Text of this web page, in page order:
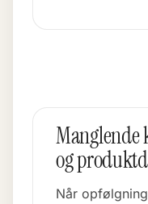
Manglende
og
Når